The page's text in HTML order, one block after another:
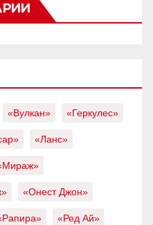
«Вулкан» «Геркулес»
«Ланс»
«Онест Джон»
«Ред Ай»